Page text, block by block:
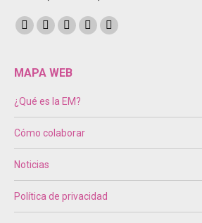
Encuéntranos en:
Facebook
opens
new
Twitter
opens
new
Instagram
opens
new
Mail Sitio
MAPA WEB
¿Qué es la EM?
Cómo colaborar
Noticias
Política de privacidad